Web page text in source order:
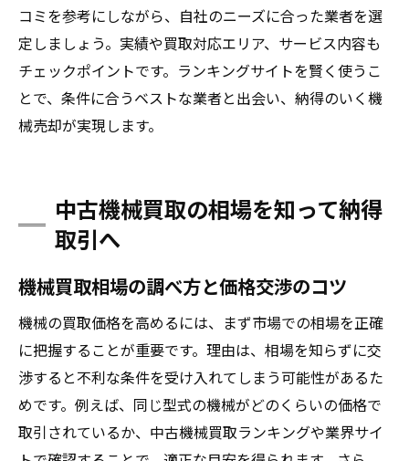
コミを参考にしながら、自社のニーズに合った業者を選
定しましょう。実績や買取対応エリア、サービス内容も
チェックポイントです。ランキングサイトを賢く使うこ
とで、条件に合うベストな業者と出会い、納得のいく機
械売却が実現します。
中古機械買取の相場を知って納得
取引へ
機械買取相場の調べ方と価格交渉のコツ
機械の買取価格を高めるには、まず市場での相場を正確
に把握することが重要です。理由は、相場を知らずに交
渉すると不利な条件を受け入れてしまう可能性があるた
めです。例えば、同じ型式の機械がどのくらいの価格で
取引されているか、中古機械買取ランキングや業界サイ